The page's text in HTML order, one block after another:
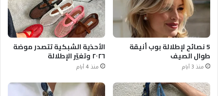
5 نصائح لإطلالة بوب أنيقة
طوال الصيف
منذ 3 أيام
الأحذية الشبكية تتصدر موضة
٢٠٢٦ وتغيّر الإطلالة
منذ 4 أيام